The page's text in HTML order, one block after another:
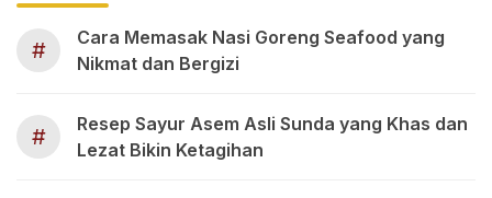
#
Cara Memasak Nasi Goreng Seafood yang
Nikmat dan Bergizi
#
Resep Sayur Asem Asli Sunda yang Khas dan
Lezat Bikin Ketagihan